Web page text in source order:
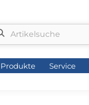
Produkte Service
Produkte Service